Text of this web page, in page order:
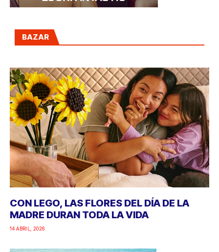
BAZAR
CON LEGO, LAS FLORES DEL DÍA DE LA
MADRE DURAN TODA LA VIDA
14 ABRIL, 2026